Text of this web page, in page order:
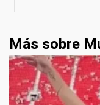
Más sobre